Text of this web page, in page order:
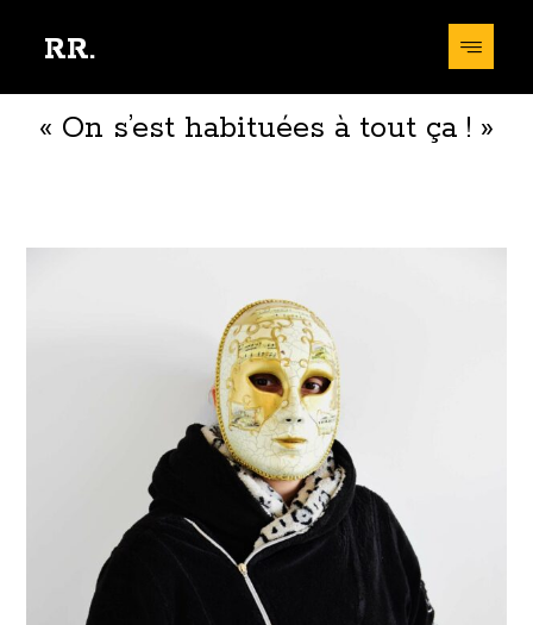
RR.
« On s’est habituées à tout ça ! »